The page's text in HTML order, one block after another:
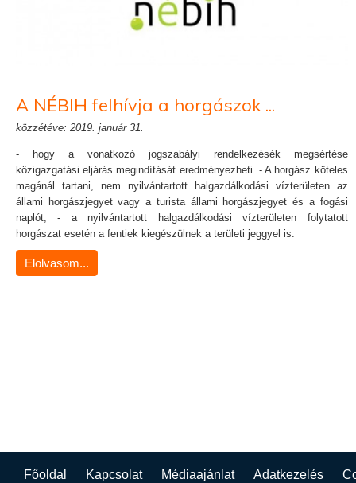
A NÉBIH felhívja a horgászok ...
közzétéve: 2019. január 31.
- hogy a vonatkozó jogszabályi rendelkezésék megsértése
közigazgatási eljárás megindítását eredményezheti. - A horgász köteles
magánál tartani, nem nyilvántartott halgazdálkodási vízterületen az
állami horgászjegyet vagy a turista állami horgászjegyet és a fogási
naplót, - a nyilvántartott halgazdálkodási vízterületen folytatott
horgászat esetén a fentiek kiegészülnek a területi jeggyel is.
Elolvasom...
Főoldal Kapcsolat Médiaajánlat Adatkezelés